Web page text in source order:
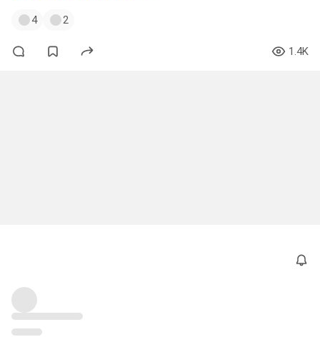
4 2
1.4K